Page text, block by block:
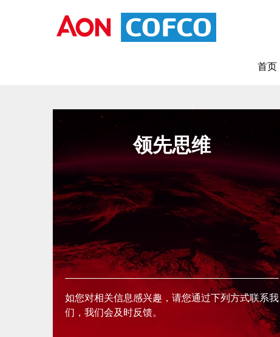
首页
领先思维
如您对相关信息感兴趣，请您通过下列方式联系我
们，我们会及时反馈。